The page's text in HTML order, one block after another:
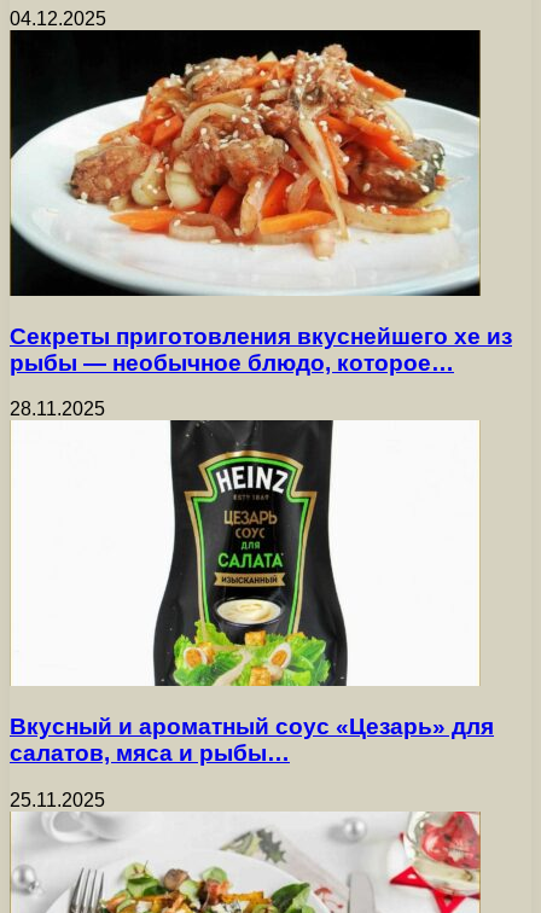
04.12.2025
Секреты приготовления вкуснейшего хе из
рыбы — необычное блюдо, которое…
28.11.2025
Вкусный и ароматный соус «Цезарь» для
салатов, мяса и рыбы…
25.11.2025